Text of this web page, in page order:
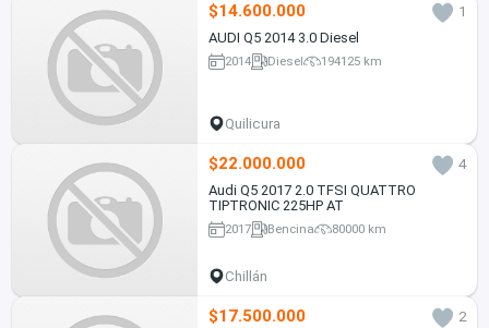
$14.600.000
1
AUDI Q5 2014 3.0 Diesel
2014 Diesel 194125 km
Quilicura
$22.000.000
4
Audi Q5 2017 2.0 TFSI QUATTRO
TIPTRONIC 225HP AT
2017 Bencina 80000 km
Chillán
$17.500.000 2